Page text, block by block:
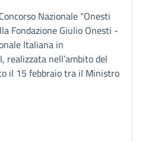
Nazionale "Onesti
Fondazione Giulio Onesti -
Italiana in
realizzata nell’ambito del
il 15 febbraio tra il Ministro